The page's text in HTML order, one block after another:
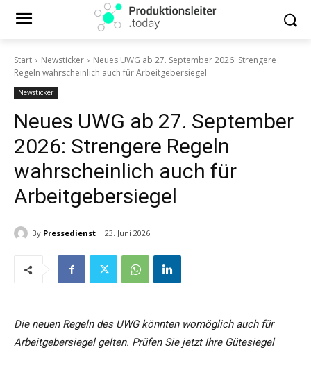
Start Newsticker
Neues UWG ab 27. September 2026: Strengere
Regeln wahrscheinlich auch für Arbeitgebersiegel
Newsticker
Neues UWG ab 27. September
2026: Strengere Regeln
wahrscheinlich auch für
Arbeitgebersiegel
By Pressedienst 23. Juni 2026
Die neuen Regeln des UWG könnten womöglich auch für
Arbeitgebersiegel gelten. Prüfen Sie jetzt Ihre Gütesiegel